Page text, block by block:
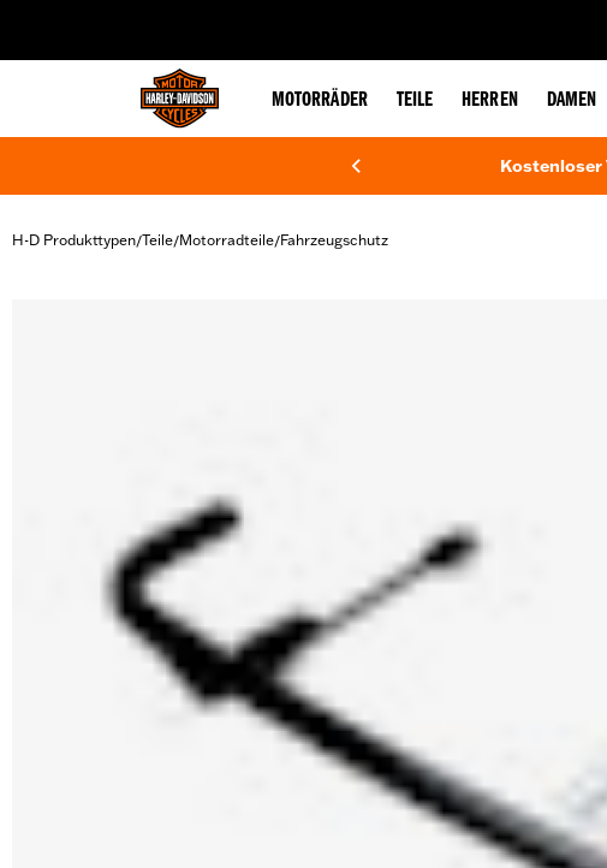
MOTORRÄDER TEILE HERREN DAMEN
Kostenloser
H-D Produkttypen/Teile/Motorradteile/Fahrzeugschutz